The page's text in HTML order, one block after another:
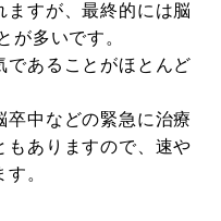
ますが、最終的には脳
が多いです。
であることがほとんど
卒中などの緊急に治療
もありますので、速や
。